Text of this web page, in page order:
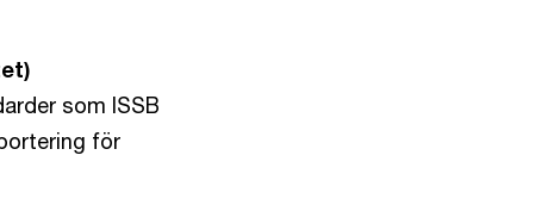
som ISSB
för